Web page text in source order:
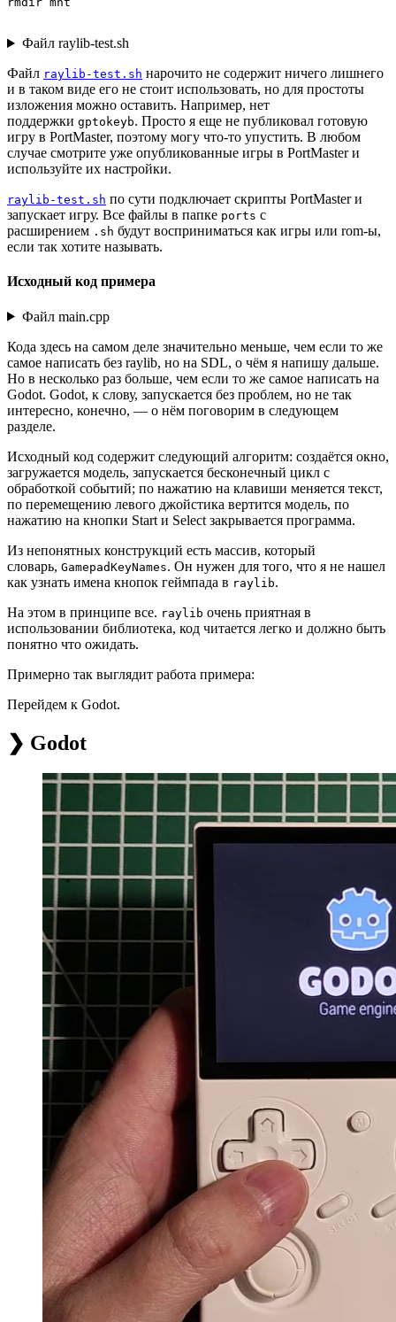
Файл raylib-test.sh
Файл raylib-test.sh нарочито не содержит ничего лишнего
и в таком виде его не стоит использовать, но для простоты
изложения можно оставить. Например, нет
поддержки gptokeyb. Просто я еще не публиковал готовую
игру в PortMaster, поэтому могу что-то упустить. В любом
случае смотрите уже опубликованные игры в PortMaster и
используйте их настройки.
raylib-test.sh по сути подключает скрипты PortMaster и
запускает игру. Все файлы в папке ports с
расширением .sh будут восприниматься как игры или rom-ы,
если так хотите называть.
Исходный код примера
Файл main.cpp
Кода здесь на самом деле значительно меньше, чем если то же
самое написать без raylib, но на SDL, о чём я напишу дальше.
Но в несколько раз больше, чем если то же самое написать на
Godot. Godot, к слову, запускается без проблем, но не так
интересно, конечно, — о нём поговорим в следующем
разделе.
Исходный код содержит следующий алгоритм: создаётся окно,
загружается модель, запускается бесконечный цикл с
обработкой событий; по нажатию на клавиши меняется текст,
по перемещению левого джойстика вертится модель, по
нажатию на кнопки Start и Select закрывается программа.
Из непонятных конструкций есть массив, который
словарь, GamepadKeyNames. Он нужен для того, что я не нашел
как узнать имена кнопок геймпада в raylib.
На этом в принципе все. raylib очень приятная в
использовании библиотека, код читается легко и должно быть
понятно что ожидать.
Примерно так выглядит работа примера:
Перейдем к Godot.
❯ Godot